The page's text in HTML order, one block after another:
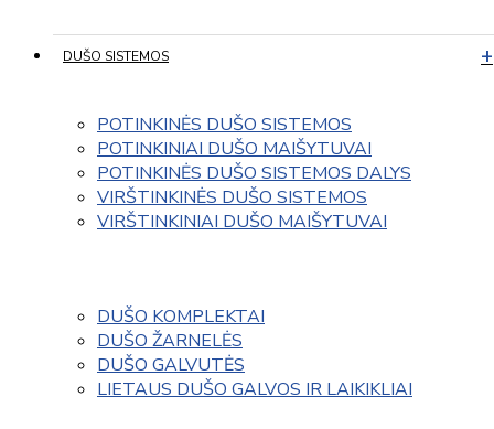
DUŠO SISTEMOS
POTINKINĖS DUŠO SISTEMOS
POTINKINIAI DUŠO MAIŠYTUVAI
POTINKINĖS DUŠO SISTEMOS DALYS
VIRŠTINKINĖS DUŠO SISTEMOS
VIRŠTINKINIAI DUŠO MAIŠYTUVAI
DUŠO KOMPLEKTAI
DUŠO ŽARNELĖS
DUŠO GALVUTĖS
LIETAUS DUŠO GALVOS IR LAIKIKLIAI